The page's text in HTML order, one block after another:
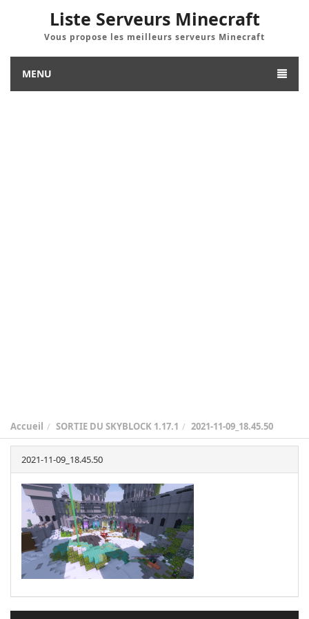
Liste Serveurs Minecraft
Vous propose les meilleurs serveurs Minecraft
MENU
Accueil SORTIE DU SKYBLOCK 1.17.1 2021-11-09_18.45.50
2021-11-09_18.45.50